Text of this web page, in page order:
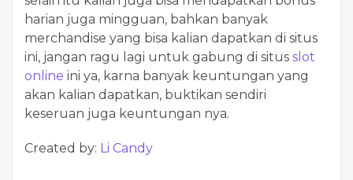
harian juga mingguan, bahkan banyak
merchandise yang bisa kalian dapatkan di situs
ini, jangan ragu lagi untuk gabung di situs slot
online ini ya, karna banyak keuntungan yang
akan kalian dapatkan, buktikan sendiri
keseruan juga keuntungan nya.
Created by: Li Candy